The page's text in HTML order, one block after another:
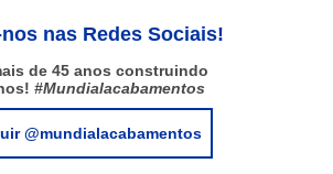
nas Redes Sociais!
de 45 anos construindo
#Mundialacabamentos
@mundialacabamentos